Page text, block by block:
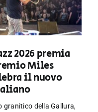
2026 premia
Miles
il nuovo
granitico della Gallura,